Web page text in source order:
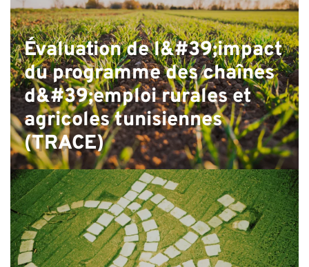
Évaluation de l&#39;impact
du programme des chaînes
d&#39;emploi rurales et
agricoles tunisiennes
(TRACE)